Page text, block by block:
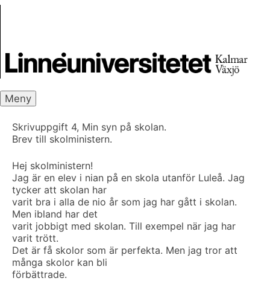
Meny
Skrivuppgift 4, Min syn på skolan.
Brev till skolministern.
Hej skolministern!
Jag är en elev i nian på en skola utanför Luleå. Jag
tycker att skolan har
varit bra i alla de nio år som jag har gått i skolan.
Men ibland har det
varit jobbigt med skolan. Till exempel när jag har
varit trött.
Det är få skolor som är perfekta. Men jag tror att
många skolor kan bli
förbättrade.